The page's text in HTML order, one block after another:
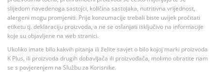
slijedom navedenoga sastojci, količina sastojaka, nutritivna vrijednost,
alergeni mogu promjeniti. Prije konzumacije trebali biste uvijek pročitati
etiketu tj. deklaraciju proizvoda, a ne se oslanjati isključivo na informacije
koje su objavljene na web stranici.
Ukoliko imate bilo kakvih pitanja ili želite savjet o bilo kojoj marki proizvoda
K Plus, ili proizvoda drugih dobavljača ili proizvođača, molimo obratite nam
se s povjerenjem na Službu za Korisnike.